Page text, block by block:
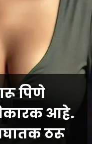
पिणे
आहे.
ठरू